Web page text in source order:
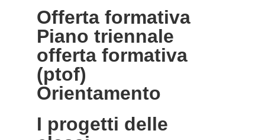
offerta formativa
piano triennale
offerta formativa
(ptof)
orientamento
i progetti delle